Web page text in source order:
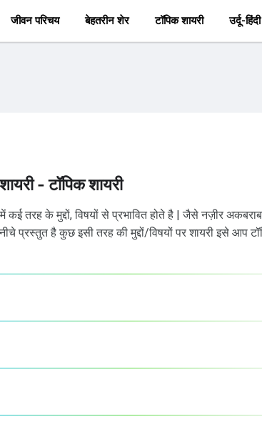
जीवन परिचय बेहतरीन शेर टॉपिक शायरी उर्दू-
- टॉपिक शायरी
तरह के मुद्दों, विषयों से प्रभावित होते है | जैसे नज़ीर
प्रस्तुत है कुछ इसी तरह की मुद्दों/विषयों पर शायरी इसे आप